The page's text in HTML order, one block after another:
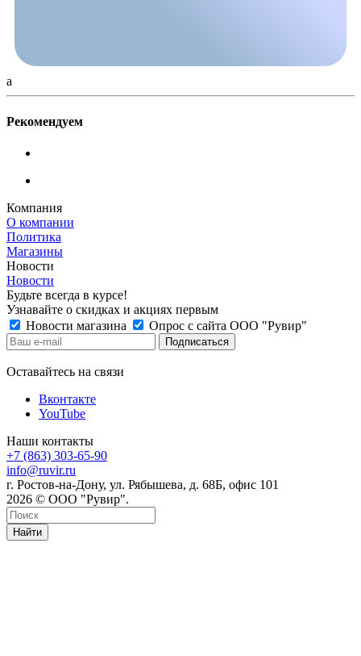
a
Рекомендуем
Компания
О компании
Политика
Магазины
Новости
Новости
Будьте всегда в курсе!
Узнавайте о скидках и акциях первым
Новости магазина
Опрос с сайта ООО "Рувир"
Оставайтесь на связи
Вконтакте
YouTube
Наши контакты
+7 (863) 303-65-90
info@ruvir.ru
г. Ростов-на-Дону, ул. Рябышева, д. 68Б, офис 101
2026 © ООО "Рувир".
Найти